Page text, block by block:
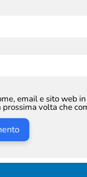
email e sito web
volta che